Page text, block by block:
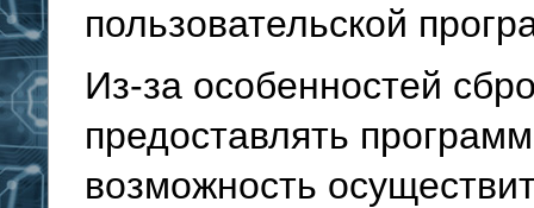
пользовательской
Из-за особенностей
предоставлять
возможность